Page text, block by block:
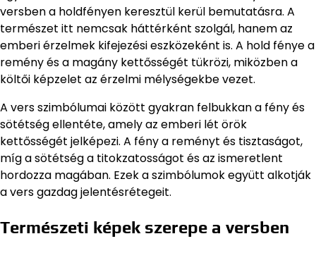
versben a holdfényen keresztül kerül bemutatásra. A
természet itt nemcsak háttérként szolgál, hanem az
emberi érzelmek kifejezési eszközeként is. A hold fénye a
remény és a magány kettősségét tükrözi, miközben a
költői képzelet az érzelmi mélységekbe vezet.
A vers szimbólumai között gyakran felbukkan a fény és
sötétség ellentéte, amely az emberi lét örök
kettősségét jelképezi. A fény a reményt és tisztaságot,
míg a sötétség a titokzatosságot és az ismeretlent
hordozza magában. Ezek a szimbólumok együtt alkotják
a vers gazdag jelentésrétegeit.
Természeti képek szerepe a versben